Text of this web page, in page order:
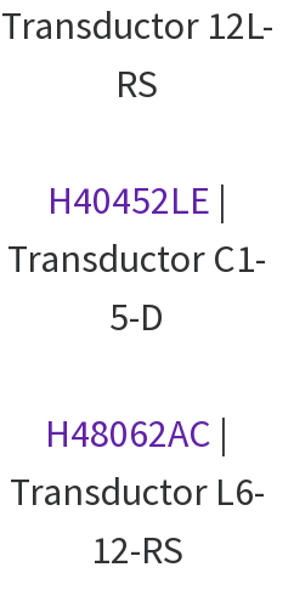
Transductor 12L-
RS
H40452LE |
Transductor C1-
5-D
H48062AC |
Transductor L6-
12-RS